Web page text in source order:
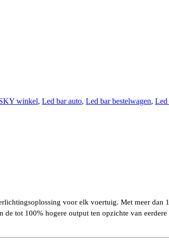
winkel, Led bar auto, Led bar bestelwagen, Led
voor elk voertuig. Met meer dan
tot 100% hogere output ten opzichte van